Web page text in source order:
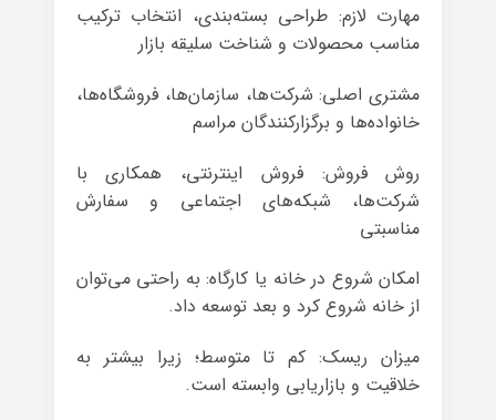
مهارت لازم: طراحی بسته‌بندی، انتخاب ترکیب
مناسب محصولات و شناخت سلیقه بازار
مشتری اصلی: شرکت‌ها، سازمان‌ها، فروشگاه‌ها،
خانواده‌ها و برگزارکنندگان مراسم
روش فروش: فروش اینترنتی، همکاری با
شرکت‌ها، شبکه‌های اجتماعی و سفارش
مناسبتی
امکان شروع در خانه یا کارگاه: به راحتی می‌توان
از خانه شروع کرد و بعد توسعه داد.
میزان ریسک: کم تا متوسط؛ زیرا بیشتر به
خلاقیت و بازاریابی وابسته است.